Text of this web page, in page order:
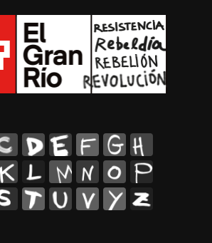
C D E F G
H
K L M N O
P